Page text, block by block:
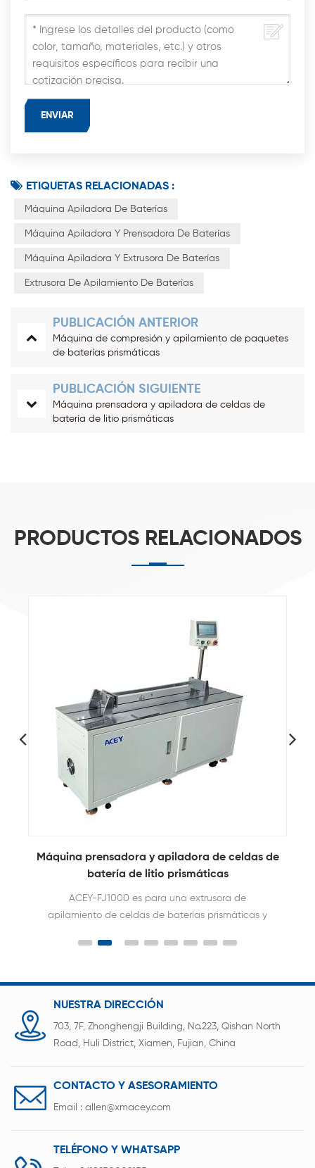
ETIQUETAS RELACIONADAS :
Máquina Apiladora De Baterías
Máquina Apiladora Y Prensadora De Baterías
Máquina Apiladora Y Extrusora De Baterías
Extrusora De Apilamiento De Baterías
PUBLICACIÓN ANTERIOR
Máquina de compresión y apilamiento de paquetes
de baterías prismáticas
PUBLICACIÓN SIGUIENTE
Máquina prensadora y apiladora de celdas de
batería de litio prismáticas
PRODUCTOS RELACIONADOS
Máquina de compresión y apilamiento de
paquetes de baterías prismáticas
La máquina de compresión y apilamiento de
paquetes de baterías prismáticas ACEY-SP1200
paquetes de baterías de almacenamiento de
energía.
NUESTRA DIRECCIÓN
703, 7F, Zhonghengji Building, No.223, Qishan North
Road, Huli District, Xiamen, Fujian, China
CONTACTO Y ASESORAMIENTO
Email : allen@xmacey.com
TELÉFONO Y WHATSAPP